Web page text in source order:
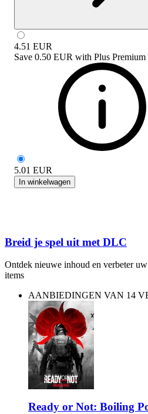
4.51 EUR
Save 0.50 EUR with Plus Premium
5.01 EUR
In winkelwagen
Breid je spel uit met DLC
Ontdek nieuwe inhoud en verbeter
items
AANBIEDINGEN VAN 14
Ready or Not: Boiling